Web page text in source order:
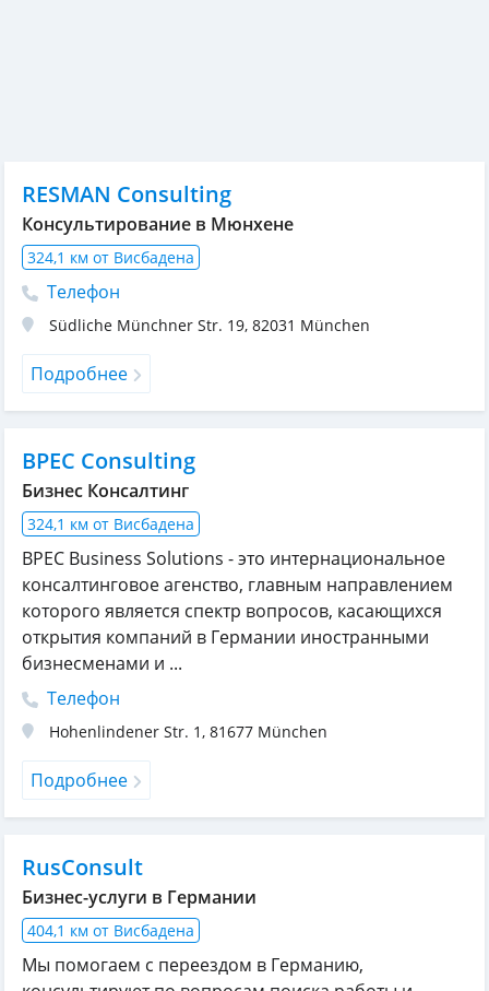
RESMAN Consulting
Консультирование в Мюнхене
324,1 км от Висбадена
Телефон
Südliche Münchner Str. 19, 82031 München
Подробнее
BPEC Consulting
Бизнес Консалтинг
324,1 км от Висбадена
BPEC Business Solutions - это интернациональное
консалтинговое агенство, главным направлением
которого является спектр вопросов, касающихся
открытия компаний в Германии иностранными
бизнесменами и ...
Телефон
Hohenlindener Str. 1 , 81677 München
Подробнее
RusConsult
Бизнес-услуги в Германии
404,1 км от Висбадена
Мы помогаем с переездом в Германию,